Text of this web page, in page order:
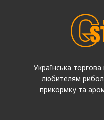
Українська
любителям
прикормку та